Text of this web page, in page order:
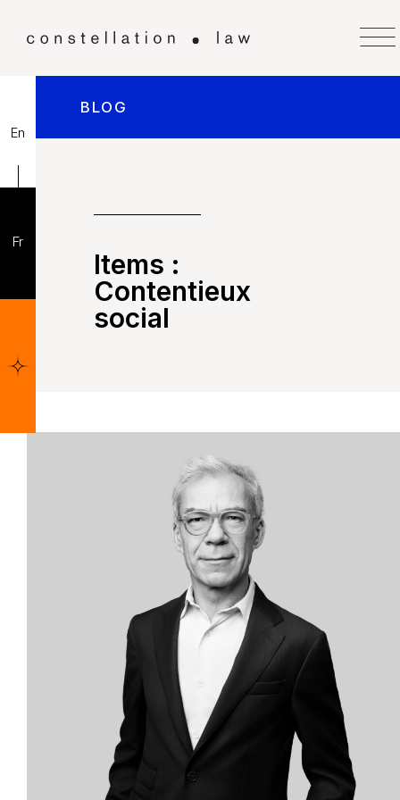
En
Fr
BLOG
Items :
Contentieux
social